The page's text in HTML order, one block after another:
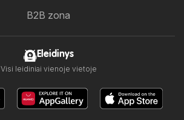
B2B zona
Eleidinys
Visi leidiniai vienoje vietoje